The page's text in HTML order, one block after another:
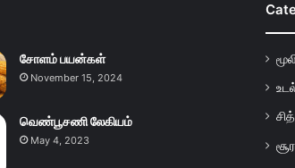
சோளம் பயன்கள்
November 15, 2024
வெண்பூசணி லேகியம்
May 4, 2023